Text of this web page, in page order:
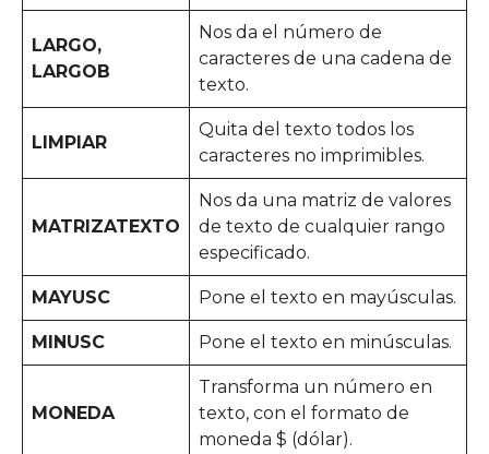
LARGO,
LARGOB
Nos da el número de
caracteres de una cadena de
texto.
LIMPIAR
Quita del texto todos los
caracteres no imprimibles.
MATRIZATEXTO
Nos da una matriz de valores
de texto de cualquier rango
especificado.
MAYUSC Pone el texto en mayúsculas.
MINUSC Pone el texto en minúsculas.
MONEDA
Transforma un número en
texto, con el formato de
moneda $ (dólar).